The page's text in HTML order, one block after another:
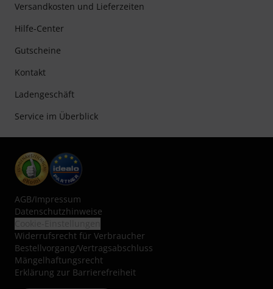
Versandkosten und Lieferzeiten
Hilfe-Center
Gutscheine
Kontakt
Ladengeschäft
Service im Überblick
AGB/Impressum
Datenschutzhinweise
Widerrufsrecht für Verbraucher
Bestellvorgang/Vertragsabschluss
Mängelhaftungsrecht
Erklärung zur Barrierefreiheit